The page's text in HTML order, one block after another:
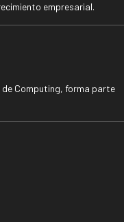
empresarial.
Computing, forma parte